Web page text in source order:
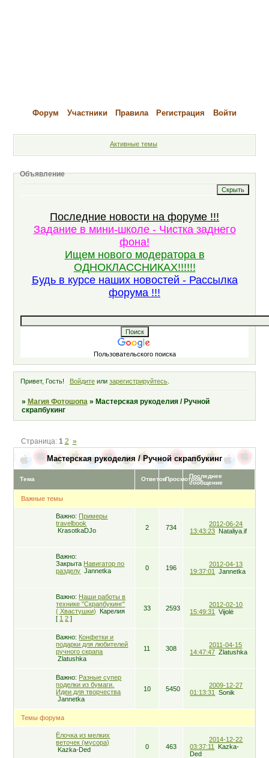
Форум Участники Правила Регистрация Войти
Активные темы
Объявление
Последние новости на форуме !!!
Задание в мини-школе - Чистка заднего
фона!
Ищем нового модератора в
ОДНОКЛАССНИКАХ!!!!!!
Будь в курсе наших новостей - Рассылка
форума !!!
Пользовательского поиска
Привет, Гость! Войдитеили зарегистрируйтесь.
» Магия Фотошопа » Мастерская рукоделия / Ручной
скрапбукинг
Мастерская рукоделия / Ручной скрапбукинг
Страница: 1 2 »
Тема ОтветовПросмотровПоследнее
сообщение
Важные темы
Важно: Примеры
travelbook
KrasotkaDJo
2 734
2012-06-24
13:43:23 Nataliya.if
Важно:
Закрыта Навигатор по
разделу Jannetka 0 196
2012-04-13
19:37:01
Jannetka
Важно: Наши работы в
технике "Скрапбукинг"
( Хвастушки)
Карелия
[ 1 2 ]
33 2593
2012-02-10
15:49:31
Vijolė
Важно: Конфетки и
подарки для любителей
ручного скрапа
Zlatushka
11 308
2011-04-15
14:47:47 Zlatushka
Важно: Разные супер
поделки из бумаги.
Идеи для творчества
Jannetka
10 5450
2009-12-27
01:13:31
Sоnіk
Темы форума
Ёлочка из мелких
веточек (мусора)
Kazka-Ded
0 463
2014-12-22
03:37:11
Kazka-
Ded